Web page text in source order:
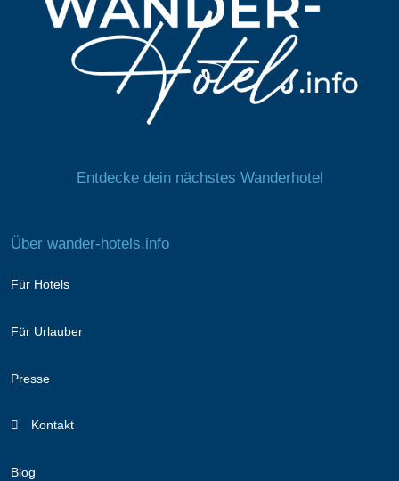
Entdecke dein nächstes Wanderhotel
Über wander-hotels.info
Für Hotels
Für Urlauber
Presse
Kontakt
Blog